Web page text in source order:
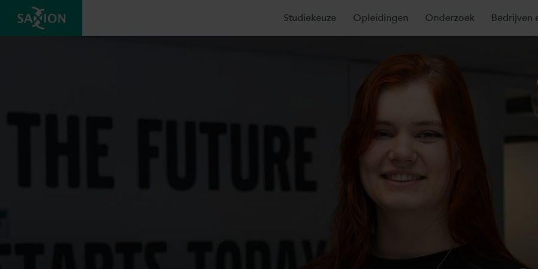
Studiekeuze Opleidingen Onderzoek Bedrijven